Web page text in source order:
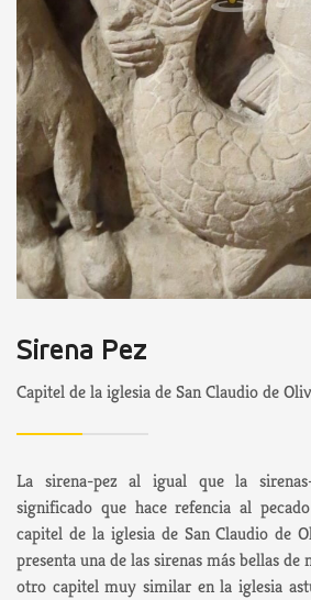
Sirena Pez
Capitel de la iglesia de San Claudio de
La sirena-pez al igual que la
significado que hace refencia al
capitel de la iglesia de San Claudio de
presenta una de las sirenas más bellas
otro capitel muy similar en la iglesia